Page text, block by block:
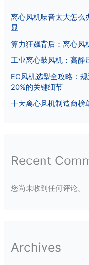
离心风机噪音太大怎么
显
算力狂飙背后：离心风
工业离心鼓风机：高静
EC风机选型全攻略：
20%的关键细节
十大离心风机制造商榜
Recent
您尚未收到任何评论。
Archives